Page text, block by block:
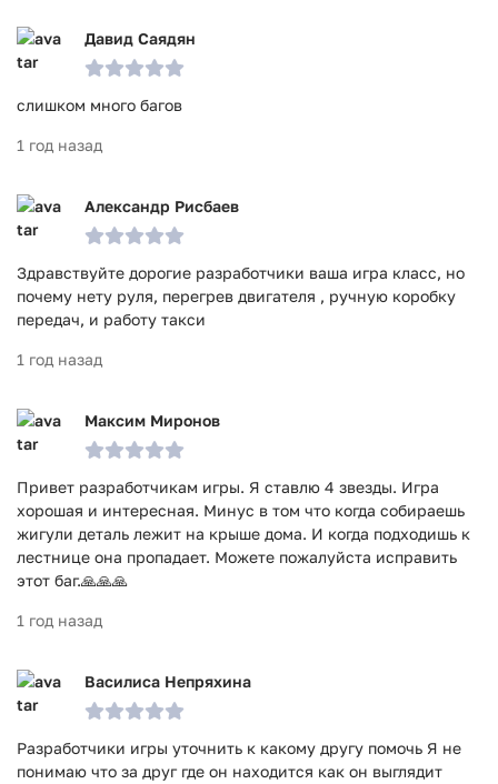
Давид Саядян
слишком много багов
1 год назад
Александр Рисбаев
Здравствуйте дорогие разработчики ваша игра класс, но
почему нету руля, перегрев двигателя , ручную коробку
передач, и работу такси
1 год назад
Максим Миронов
Привет разработчикам игры. Я ставлю 4 звезды. Игра
хорошая и интересная. Минус в том что когда собираешь
жигули деталь лежит на крыше дома. И когда подходишь к
лестнице она пропадает. Можете пожалуйста исправить
этот баг.🙏🙏🙏
1 год назад
Василиса Непряхина
Разработчики игры уточнить к какому другу помочь Я не
понимаю что за друг где он находится как он выглядит